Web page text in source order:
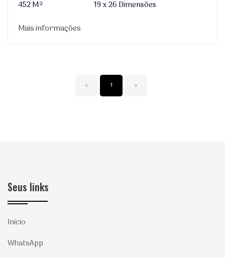
452 M²
19 x 26 Dimensões
Mais informações
‹ 1 ›
Seus links
Início
WhatsApp